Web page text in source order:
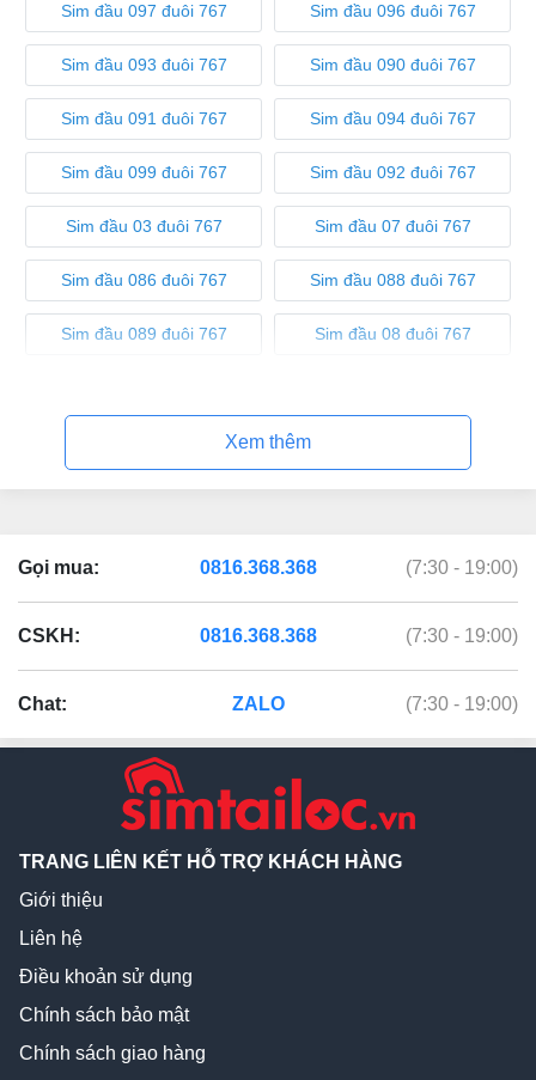
Sim đầu 097 đuôi 767 Sim đầu 096 đuôi 767
Sim đầu 093 đuôi 767 Sim đầu 090 đuôi 767
Sim đầu 091 đuôi 767 Sim đầu 094 đuôi 767
Sim đầu 099 đuôi 767 Sim đầu 092 đuôi 767
Sim đầu 03 đuôi 767 Sim đầu 07 đuôi 767
Sim đầu 086 đuôi 767 Sim đầu 088 đuôi 767
Sim đầu 089 đuôi 767 Sim đầu 08 đuôi 767
Xem thêm
Gọi mua: 0816.368.368 (7:30 - 19:00)
CSKH: 0816.368.368 (7:30 - 19:00)
Chat: ZALO (7:30 - 19:00)
TRANG LIÊN KẾT HỖ TRỢ KHÁCH HÀNG
Giới thiệu
Liên hệ
Điều khoản sử dụng
Chính sách bảo mật
Chính sách giao hàng